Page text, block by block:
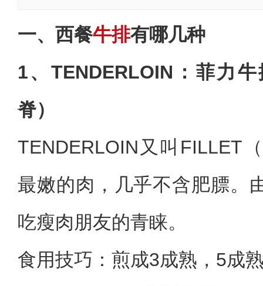
一、西餐牛排有哪几种
1、TENDERLOIN：菲力
脊）
TENDERLOIN又叫FILLET
最嫩的肉，几乎不含肥膘。
吃瘦肉朋友的青睐。
食用技巧：煎成3成熟，5成